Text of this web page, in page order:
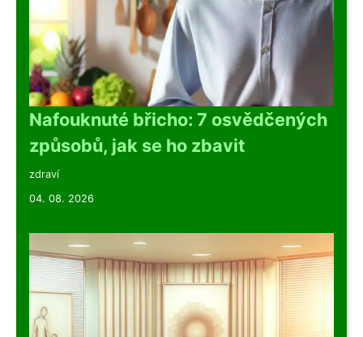
Nafouknuté břicho: 7 osvědčených
způsobů, jak se ho zbavit
zdraví
04. 08. 2026